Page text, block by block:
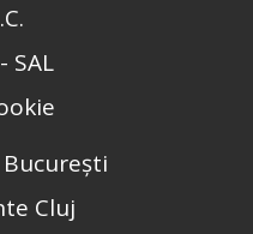
SAL
Cluj